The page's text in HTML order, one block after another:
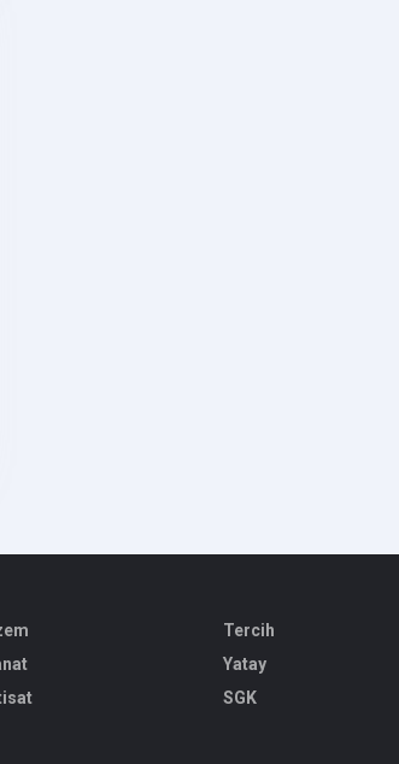
Tercih
Yatay
SGK